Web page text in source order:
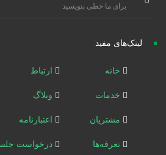
برای ما خطی بنویسید
لینک‌های مفید
خانه
خدمات
مشتریان
تعرفه‌ها
ارتباط
وبلاگ
اعتبارنامه
درخواست جلسه